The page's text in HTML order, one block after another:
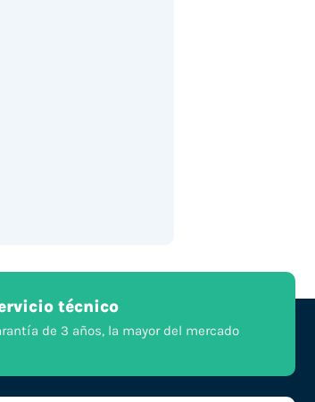
técnico
de 3 años, la mayor del mercado